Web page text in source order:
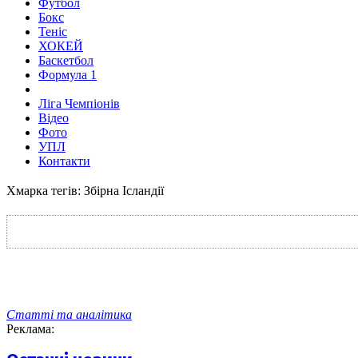
Футбол
Бокс
Теніс
ХОКЕЙ
Баскетбол
Формула 1
Ліга Чемпіонів
Відео
Фото
УПЛ
Контакти
Хмарка тегів: Збірна Ісландії
Статті та аналітика
Реклама: